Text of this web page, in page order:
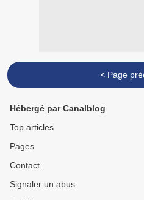
< Page
Hébergé par Canalblog
Top articles
Pages
Contact
Signaler un abus